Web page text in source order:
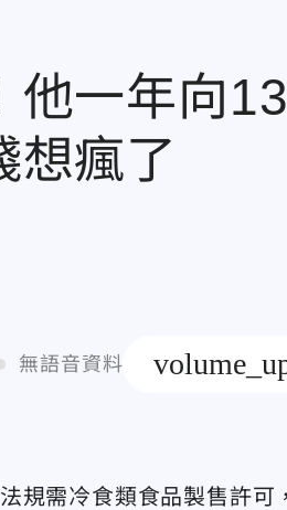
他一年向
瘋了
無語音資料
規需冷食類食品製售許可